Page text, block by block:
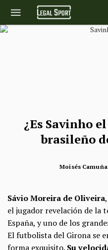
¿Es Savinho
brasileño
Moisés
Sávio Moreira de Oliveira
el jugador revelación de la
España, y uno de los
El futbolista del Girona se
forma exquisito. Su